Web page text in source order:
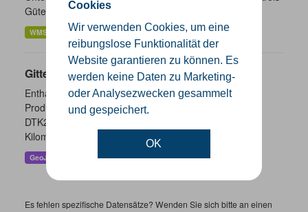
Cookies
Wir verwenden Cookies, um eine
reibungslose Funktionalität der
Website garantieren zu können. Es
werden keine Daten zu Marketing-
oder Analysezwecken gesammelt
und gespeichert.
OK
Gütersloh
WMS SHP GeoJSON KML
Gitternetze
Enthalten sind die Gitternetze/ Blattschnitte folgender
Produkte: - DTK100 - DTK50 - TK25 (Meßtischblatt) -
DTK25 - DOP10 - DGK5 Höhenfolie - DGK5 (GK3) -
Kilometerquadrat (GK3)...
GeoJSON WMS
Es fehlen spezifische Datensätze? Wenden Sie sich bitte an einen